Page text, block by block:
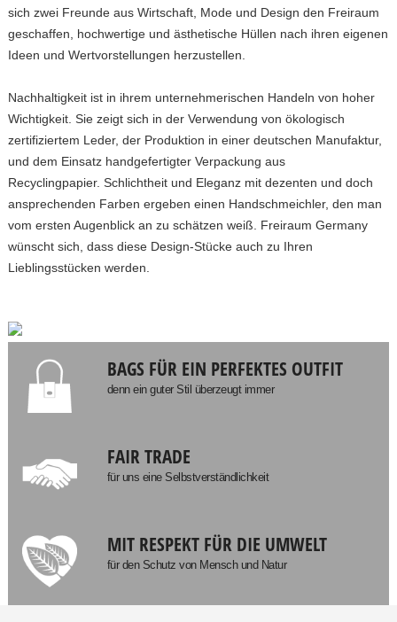
sich zwei Freunde aus Wirtschaft, Mode und Design den Freiraum
geschaffen, hochwertige und ästhetische Hüllen nach ihren eigenen
Ideen und Wertvorstellungen herzustellen.
Nachhaltigkeit ist in ihrem unternehmerischen Handeln von hoher
Wichtigkeit. Sie zeigt sich in der Verwendung von ökologisch
zertifiziertem Leder, der Produktion in einer deutschen Manufaktur,
und dem Einsatz handgefertigter Verpackung aus
Recyclingpapier. Schlichtheit und Eleganz mit dezenten und doch
ansprechenden Farben ergeben einen Handschmeichler, den man
vom ersten Augenblick an zu schätzen weiß. Freiraum Germany
wünscht sich, dass diese Design-Stücke auch zu Ihren
Lieblingsstücken werden.
BAGS FÜR EIN PERFEKTES OUTFIT
denn ein guter Stil überzeugt immer
FAIR TRADE
für uns eine Selbstverständlichkeit
MIT RESPEKT FÜR DIE UMWELT
für den Schutz von Mensch und Natur